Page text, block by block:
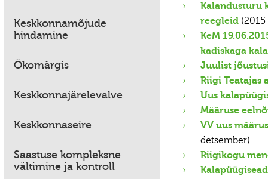
Keskkonnamõjude
hindamine
Ökomärgis
Keskkonnajärelevalve
Keskkonnaseire
Saastuse kompleksne
vältimine ja kontroll
Kalandusturu
reegleid
KeM
kadiskaga
Juulist
Riigi Teatajas
Uus
Määruse
VV uus
detsember)
Riigikogu